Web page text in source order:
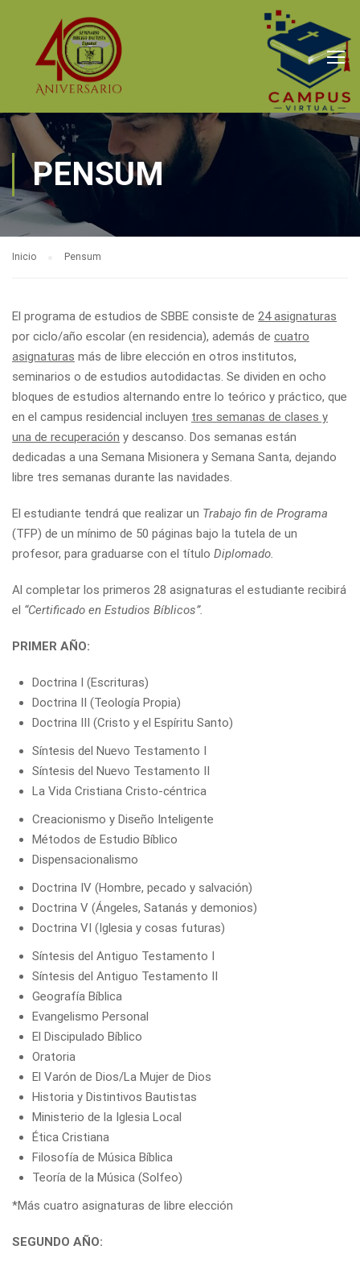
PENSUM
Inicio Pensum
El programa de estudios de SBBE consiste de 24 asignaturas
por ciclo/año escolar (en residencia), además de cuatro
asignaturas más de libre elección en otros institutos,
seminarios o de estudios autodidactas. Se dividen en ocho
bloques de estudios alternando entre lo teórico y práctico, que
en el campus residencial incluyen tres semanas de clases y
una de recuperación y descanso. Dos semanas están
dedicadas a una Semana Misionera y Semana Santa, dejando
libre tres semanas durante las navidades.
El estudiante tendrá que realizar un Trabajo fin de Programa
(TFP) de un mínimo de 50 páginas bajo la tutela de un
profesor, para graduarse con el título Diplomado.
Al completar los primeros 28 asignaturas el estudiante recibirá
el “Certificado en Estudios Bíblicos”.
PRIMER AÑO:
Doctrina I (Escrituras)
Doctrina II (Teología Propia)
Doctrina III (Cristo y el Espíritu Santo)
Síntesis del Nuevo Testamento I
Síntesis del Nuevo Testamento II
La Vida Cristiana Cristo-céntrica
Creacionismo y Diseño Inteligente
Métodos de Estudio Bíblico
Dispensacionalismo
Doctrina IV (Hombre, pecado y salvación)
Doctrina V (Ángeles, Satanás y demonios)
Doctrina VI (Iglesia y cosas futuras)
Síntesis del Antiguo Testamento I
Síntesis del Antiguo Testamento II
Geografía Bíblica
Evangelismo Personal
El Discipulado Bíblico
Oratoria
El Varón de Dios/La Mujer de Dios
Historia y Distintivos Bautistas
Ministerio de la Iglesia Local
Ética Cristiana
Filosofía de Música Bíblica
Teoría de la Música (Solfeo)
*Más cuatro asignaturas de libre elección
SEGUNDO AÑO: